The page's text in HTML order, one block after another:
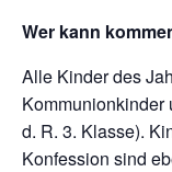
Wer kann
Alle Kinder des
Kommunionkinder
d. R. 3. Klasse).
Konfession sind